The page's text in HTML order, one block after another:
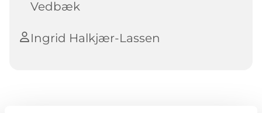
Vedbæk
Ingrid Halkjær-Lassen